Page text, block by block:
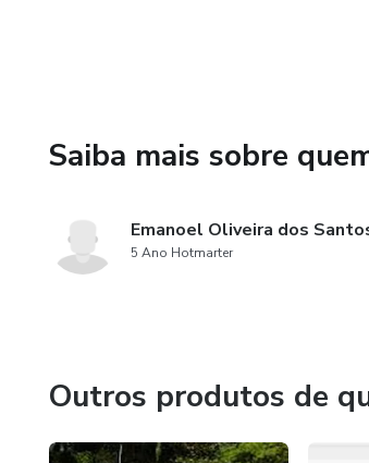
Saiba mais sobre
Emanoel Oliveira dos
5 Ano Hotmarter
Outros produtos de